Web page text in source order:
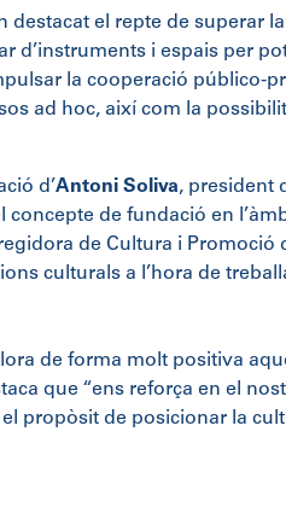
destacat el repte de superar
d’instruments i espais per
la cooperació público-
ad hoc, així com la
d’Antoni Soliva, president
concepte de fundació en
de Cultura i Promoció
culturals a l’hora de
de forma molt positiva
que “ens reforça en el
propòsit de posicionar la